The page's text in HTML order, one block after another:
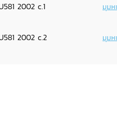
2002 c.1 มุมห
2002 c.2 มุมห